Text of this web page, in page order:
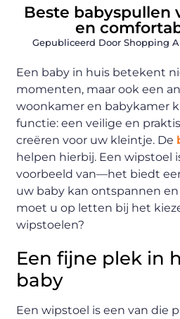
Beste babyspullen
en
Gepubliceerd Door Shopping
Een baby in huis betekent
momenten, maar ook een
woonkamer en babykamer
functie: een veilige en
creëren voor uw kleintje. De
helpen hierbij. Een wipstoel
voorbeeld van—het biedt
uw baby kan ontspannen en
moet u op letten bij het
wipstoelen?
Een fijne plek in
baby
Een wipstoel is een van die